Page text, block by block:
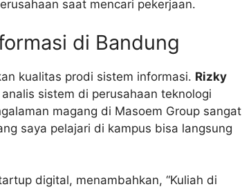
saat mencari pekerjaan.
di Bandung
kualitas prodi sistem informasi. Rizky
sistem di perusahaan teknologi
magang di Masoem Group sangat
saya pelajari di kampus bisa langsung
digital, menambahkan, “Kuliah di